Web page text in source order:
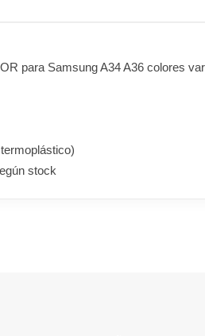
para Samsung A34 A36 colores
stock